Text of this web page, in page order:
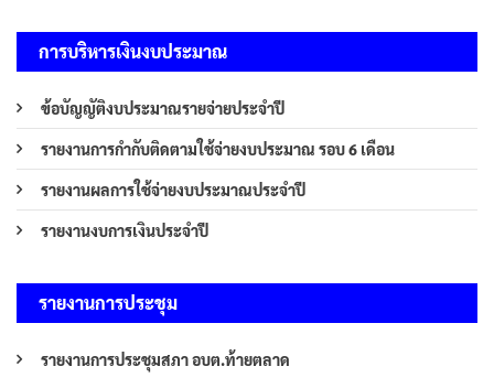
การบริหารเงินงบประมาณ
ข้อบัญญัติงบประมาณรายจ่ายประจำปี
รายงานการกำกับติดตามใช้จ่ายงบประมาณ รอบ 6 เดือน
รายงานผลการใช้จ่ายงบประมาณประจำปี
รายงานงบการเงินประจำปี
รายงานการประชุม
รายงานการประชุมสภา อบต.ท้ายตลาด